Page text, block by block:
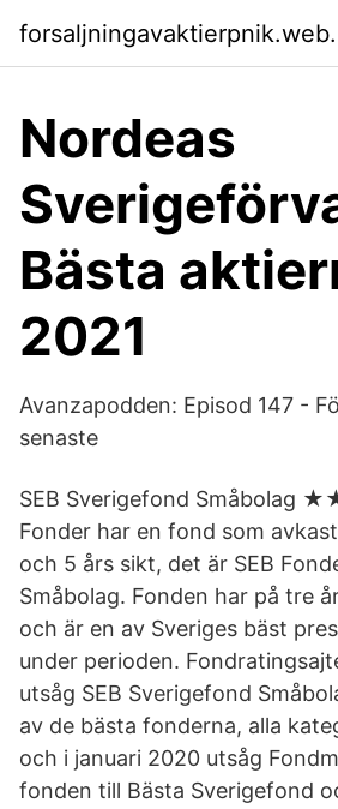
Nordeas
Bästa
2021
‎Avanzapodden: Episod 147 -
senaste
SEB Sverigefond Småbolag
Fonder har en fond som
och 5 års sikt, det är SEB
Småbolag. Fonden har på tre
och är en av Sveriges bäst
under perioden.
utsåg SEB Sverigefond
av de bästa fonderna, alla
och i januari 2020 utsåg
fonden till Bästa Sverigefond